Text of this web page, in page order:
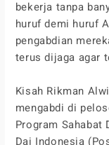
bekerja tanpa
huruf demi huruf
pengabdian
terus dijaga agar
Kisah Rikman
mengabdi di
Program Sahabat
Dai Indonesia